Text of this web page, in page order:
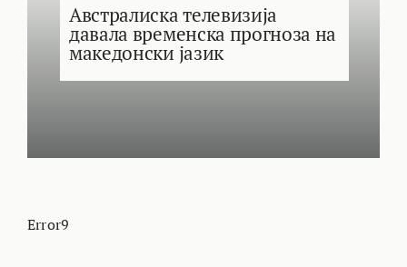
Австралиска телевизија
давала временска прогноза на
македонски јазик
Error9